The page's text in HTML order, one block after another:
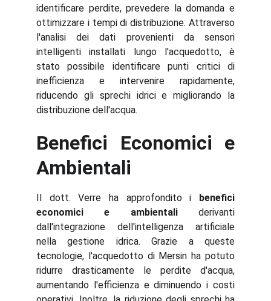
identificare perdite, prevedere la domanda e
ottimizzare i tempi di distribuzione. Attraverso
l'analisi dei dati provenienti da sensori
intelligenti installati lungo l'acquedotto, è
stato possibile identificare punti critici di
inefficienza e intervenire rapidamente,
riducendo gli sprechi idrici e migliorando la
distribuzione dell'acqua.
Benefici Economici e
Ambientali
Il dott. Verre ha approfondito i benefici
economici e ambientaliderivanti
dall'integrazione dell'intelligenza artificiale
nella gestione idrica. Grazie a queste
tecnologie, l'acquedotto di Mersin ha potuto
ridurre drasticamente le perdite d'acqua,
aumentando l'efficienza e diminuendo i costi